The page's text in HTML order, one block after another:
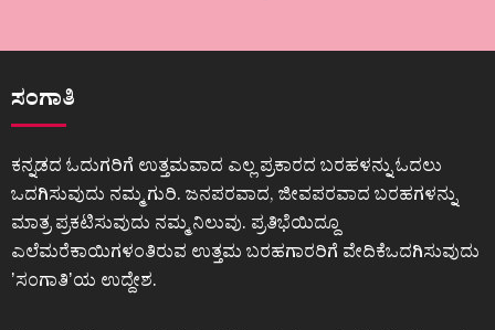
ಸಂಗಾತಿ
ಕನ್ನಡದ ಓದುಗರಿಗೆ ಉತ್ತಮವಾದ ಎಲ್ಲ ಪ್ರಕಾರದ ಬರಹಳನ್ನು ಓದಲು
ಒದಗಿಸುವುದು ನಮ್ಮ ಗುರಿ. ಜನಪರವಾದ, ಜೀವಪರವಾದ ಬರಹಗಳನ್ನು
ಮಾತ್ರ ಪ್ರಕಟಿಸುವುದು ನಮ್ಮ ನಿಲುವು. ಪ್ರತಿಭೆಯಿದ್ದೂ
ಎಲೆಮರೆಕಾಯಿಗಳಂತಿರುವ ಉತ್ತಮ ಬರಹಗಾರರಿಗೆ ವೇದಿಕೆಒದಗಿಸುವುದು
ʼಸಂಗಾತಿʼಯ ಉದ್ದೇಶ.